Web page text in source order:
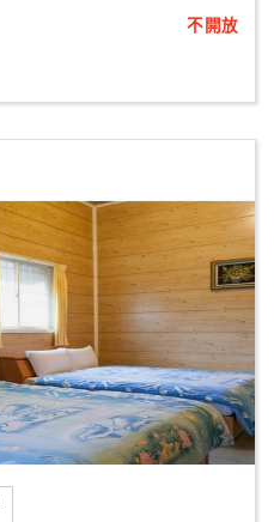
不開放